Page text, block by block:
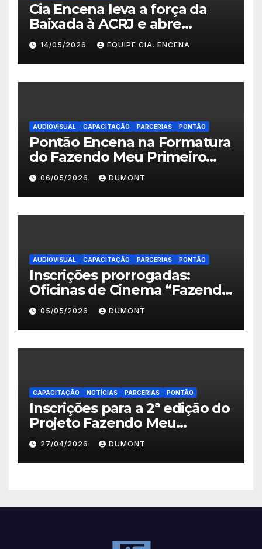
Cia Encena leva a força da
Baixada à ACRJ e abre
inscrições para a 2ª turma do
Fazendo Meu Primeiro Filme”
em Nova Iguaçu
14/05/2026 EQUIPE CIA. ENCENA
AUDIOVISUAL CAPACITAÇÃO PARCERIAS PONTÃO
Pontão Encena na Formatura
do Fazendo Meu Primeiro
Filme no Degase Belford
Roxo e reforça as inscrições
abertas em Nova Iguaçu
06/05/2026 DUMONT
AUDIOVISUAL CAPACITAÇÃO PARCERIAS PONTÃO
Inscrições prorrogadas:
Oficinas de Cinema “Fazendo
Meu Primeiro Filme” em
Nova Iguaçu seguem abertas
até 11 de maio
05/05/2026 DUMONT
CAPACITAÇÃO NOTÍCIAS PARCERIAS PONTÃO
Inscrições para a 2ª edição do
Projeto Fazendo Meu
Primeiro Filme em Nova
Iguaçu
27/04/2026 DUMONT